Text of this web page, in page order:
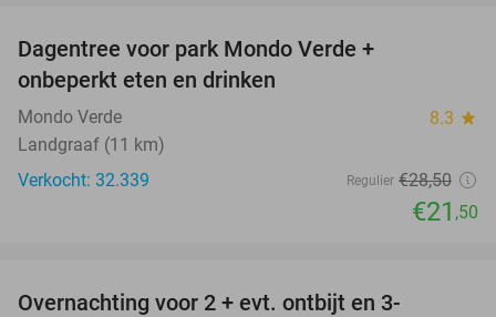
Dagentree voor park Mondo Verde +
onbeperkt eten en drinken
Mondo Verde 8.3 star
Landgraaf (11 km)
Verkocht: 32.339
Regulier €28,50
€21 ,50
Overnachting voor 2 + evt. ontbijt en 3-